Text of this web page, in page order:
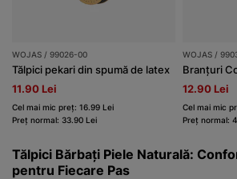
WOJAS / 99026-00
Tălpici pekari din spumă de latex
11.90 Lei
Cel mai mic preț: 16.99 Lei
Preț normal: 33.90 Lei
WOJAS /
Branțuri
12.90 Lei
Cel mai mic
Preț normal:
Tălpici Bărbați Piele Naturală:
pentru Fiecare Pas